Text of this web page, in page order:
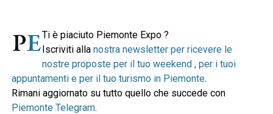
Ti è piaciuto Piemonte Expo ?
Iscriviti alla nostra newsletter per ricevere le
nostre proposte per il tuo weekend , per i tuoi
appuntamenti e per il tuo turismo in Piemonte.
Rimani aggiornato su tutto quello che succede con
Piemonte Telegram.